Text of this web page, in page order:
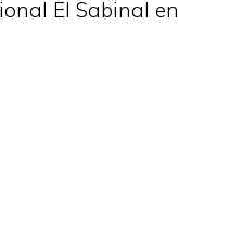
El Sabinal en